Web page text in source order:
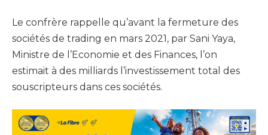
Le confrère rappelle qu’avant la fermeture des
sociétés de trading en mars 2021, par Sani Yaya,
Ministre de l’Economie et des Finances, l’on
estimait à des milliards l’investissement total des
souscripteurs dans ces sociétés.